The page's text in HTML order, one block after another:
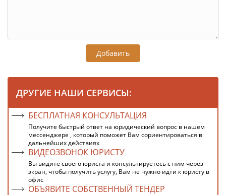
Добавить
ДРУГИЕ НАШИ СЕРВИСЫ:
БЕСПЛАТНАЯ КОНСУЛЬТАЦИЯ
Получите быстрый ответ на юридический вопрос в нашем
мессенджере , который поможет Вам сориентироваться в
дальнейших действиях
ВИДЕОЗВОНОК ЮРИСТУ
Вы видите своего юриста и консультируетесь с ним через
экран, чтобы получить услугу, Вам не нужно идти к юристу в
офис
ОБЪЯВИТЕ СОБСТВЕННЫЙ ТЕНДЕР